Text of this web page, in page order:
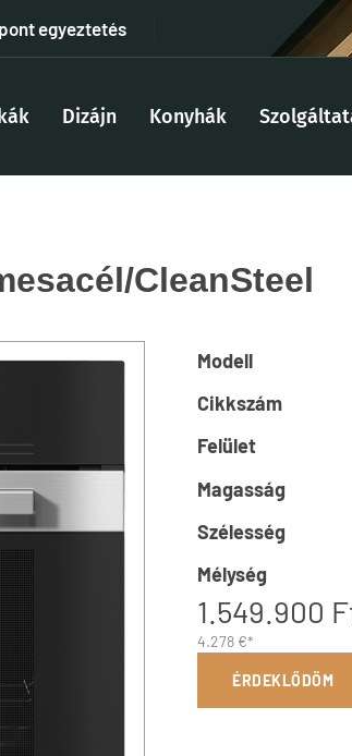
egyeztetés
Dizájn Konyhák
CleanSteel
Modell
Cikkszám
Felület
Magasság
Szélesség
Mélység
1.549.900
4.278 €*
ÉRDEKLŐDÖM